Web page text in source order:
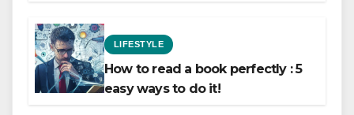
LIFESTYLE
How to read a book perfectly : 5
easy ways to do it!